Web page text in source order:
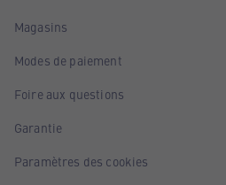
Magasins
Modes de paiement
Foire aux questions
Garantie
Paramètres des cookies